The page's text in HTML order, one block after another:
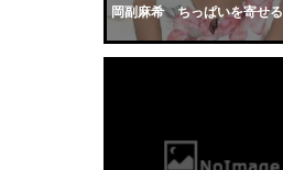
岡副麻希 ちっぱいを寄せる